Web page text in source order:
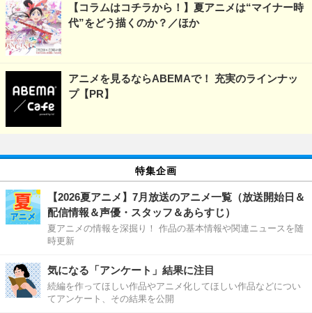
【コラムはコチラから！】夏アニメは“マイナー時
代”をどう描くのか？／ほか
アニメを見るならABEMAで！ 充実のラインナッ
プ【PR】
特集企画
【2026夏アニメ】7月放送のアニメ一覧（放送開始日＆
配信情報＆声優・スタッフ＆あらすじ）
夏アニメの情報を深掘り！ 作品の基本情報や関連ニュースを随
時更新
気になる「アンケート」結果に注目
続編を作ってほしい作品やアニメ化してほしい作品などについ
てアンケート、その結果を公開